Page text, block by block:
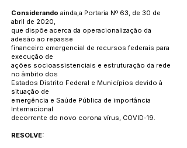
Considerando ainda,a Portaria Nº 63, de 30 de
abril de 2020,
que dispõe acerca da operacionalização da
adesão ao repasse
financeiro emergencial de recursos federais para
execução de
ações socioassistenciais e estruturação da rede
no âmbito dos
Estados Distrito Federal e Municípios devido à
situação de
emergência e Saúde Pública de importância
Internacional
decorrente do novo corona vírus, COVID-19.
RESOLVE: